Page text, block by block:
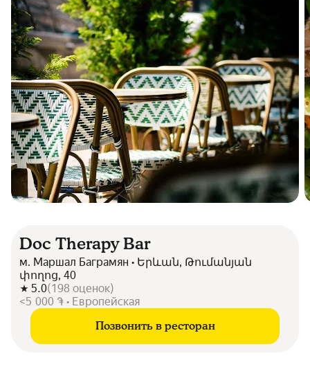
Doc Therapy Bar
м. Маршал Баграмян • Երևան, Թումանյան
փողոց, 40
5.0(198 оценок)
<5 000 ֏ • Европейская
Позвонить в ресторан